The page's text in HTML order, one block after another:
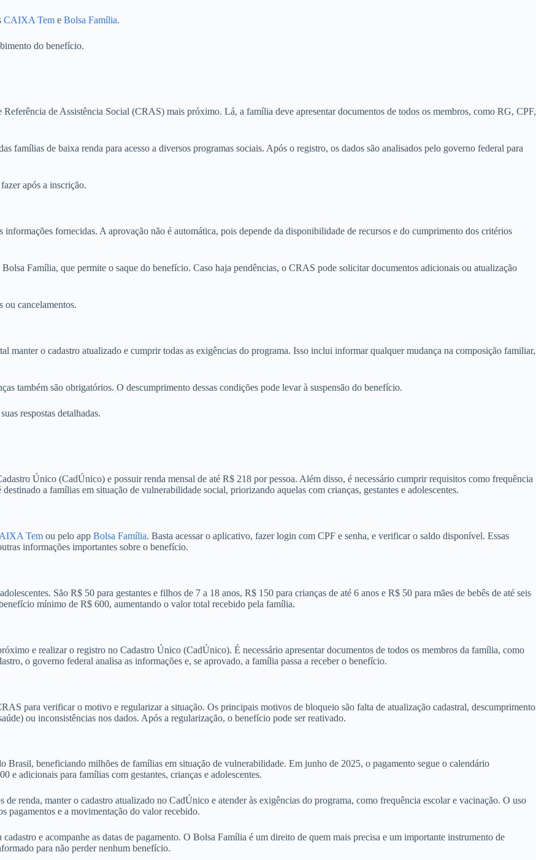
CAIXA Tem e Bolsa Família.
do benefício.
de Assistência Social (CRAS) mais próximo. Lá, a família deve apresentar documentos de todos os membros, como RG, CPF,
famílias de baixa renda para acesso a diversos programas sociais. Após o registro, os dados são analisados pelo governo federal para
após a inscrição.
fornecidas. A aprovação não é automática, pois depende da disponibilidade de recursos e do cumprimento dos critérios
Família, que permite o saque do benefício. Caso haja pendências, o CRAS pode solicitar documentos adicionais ou atualização
ou cancelamentos.
manter o cadastro atualizado e cumprir todas as exigências do programa. Isso inclui informar qualquer mudança na composição familiar,
também são obrigatórios. O descumprimento dessas condições pode levar à suspensão do benefício.
respostas detalhadas.
Único (CadÚnico) e possuir renda mensal de até R$ 218 por pessoa. Além disso, é necessário cumprir requisitos como frequência
a famílias em situação de vulnerabilidade social, priorizando aquelas com crianças, gestantes e adolescentes.
Tem ou pelo app Bolsa Família. Basta acessar o aplicativo, fazer login com CPF e senha, e verificar o saldo disponível. Essas
informações importantes sobre o benefício.
São R$ 50 para gestantes e filhos de 7 a 18 anos, R$ 150 para crianças de até 6 anos e R$ 50 para mães de bebês de até seis
mínimo de R$ 600, aumentando o valor total recebido pela família.
e realizar o registro no Cadastro Único (CadÚnico). É necessário apresentar documentos de todos os membros da família, como
o governo federal analisa as informações e, se aprovado, a família passa a receber o benefício.
para verificar o motivo e regularizar a situação. Os principais motivos de bloqueio são falta de atualização cadastral, descumprimento
ou inconsistências nos dados. Após a regularização, o benefício pode ser reativado.
Brasil, beneficiando milhões de famílias em situação de vulnerabilidade. Em junho de 2025, o pagamento segue o calendário
e adicionais para famílias com gestantes, crianças e adolescentes.
renda, manter o cadastro atualizado no CadÚnico e atender às exigências do programa, como frequência escolar e vacinação. O uso
pagamentos e a movimentação do valor recebido.
e acompanhe as datas de pagamento. O Bolsa Família é um direito de quem mais precisa e um importante instrumento de
para não perder nenhum benefício.